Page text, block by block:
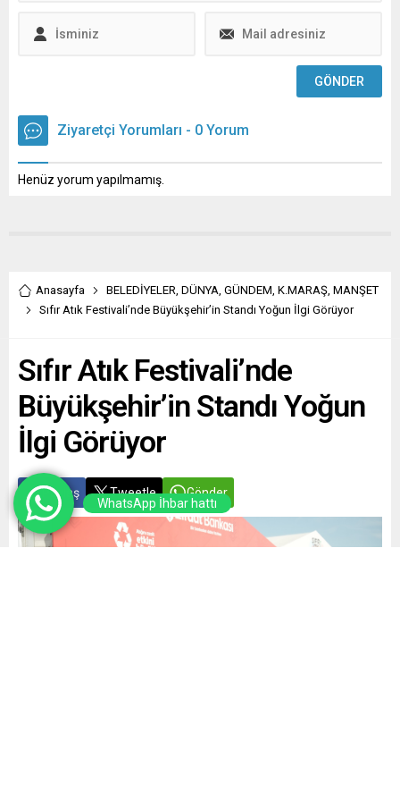
Parti Kahramanmaraş İl
atmosferiyle gönülleri
huzurla doldurduğunu...
Ziyaretçi Yorumları - 0 Yorum
Henüz yorum yapılmamış.
Anasayfa BELEDİYELER, DÜNYA, GÜNDEM, K.MARAŞ, MANŞET
Sıfır Atık Festivali’nde Büyükşehir’in Standı Yoğun İlgi Görüyor
Sıfır Atık Festivali’nde
Büyükşehir’in Standı Yoğun
İlgi Görüyor
Paylaş Tweetle Gönder
WhatsApp İhbar hattı